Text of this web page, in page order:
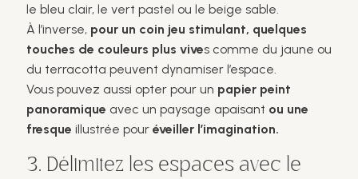
le bleu clair, le vert pastel ou le beige sable.
À l’inverse, pour un coin jeu stimulant, quelques
touches de couleurs plus vives comme du jaune ou
du terracotta peuvent dynamiser l’espace.
Vous pouvez aussi opter pour un papier peint
panoramique avec un paysage apaisant ou une
fresque illustrée pour éveiller l’imagination.
3. Délimitez les espaces avec le